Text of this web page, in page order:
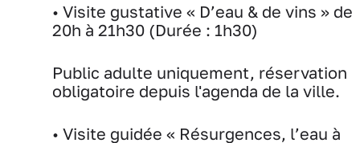
• Visite gustative « D’eau & de vins » de
20h à 21h30 (Durée : 1h30)
Public adulte uniquement, réservation
obligatoire depuis l'agenda de la ville.
• Visite guidée « Résurgences, l’eau à